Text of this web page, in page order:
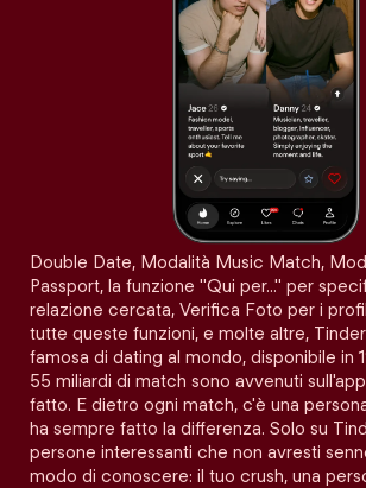
Double Date, Modalità Music Match,
Passport, la funzione "Qui per…" per
relazione cercata, Verifica Foto per i
tutte queste funzioni, e molte altre,
famosa di dating al mondo, disponibile in
55 miliardi di match sono avvenuti
fatto. E dietro ogni match, c'è una
ha sempre fatto la differenza. Solo su
persone interessanti che non avresti
modo di conoscere: il tuo crush, una